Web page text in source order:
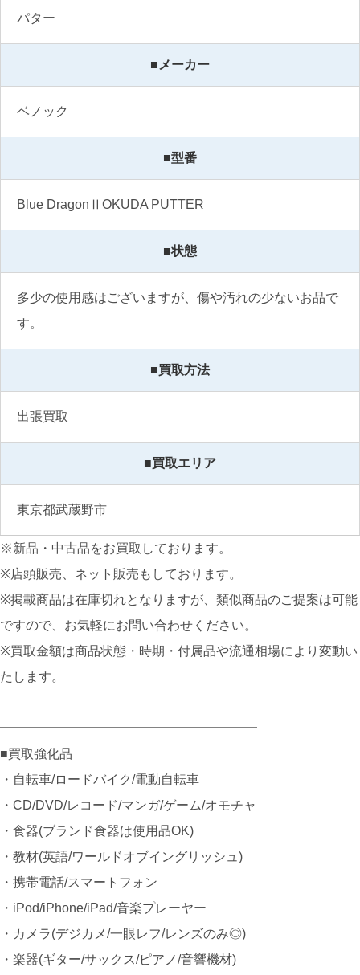
パター
■メーカー
ベノック
■型番
Blue DragonⅡOKUDA PUTTER
■状態
多少の使用感はございますが、傷や汚れの少ないお品で
す。
■買取方法
出張買取
■買取エリア
東京都武蔵野市
※新品・中古品をお買取しております。
※店頭販売、ネット販売もしております。
※掲載商品は在庫切れとなりますが、類似商品のご提案は可能
ですので、お気軽にお問い合わせください。
※買取金額は商品状態・時期・付属品や流通相場により変動い
たします。
━━━━━━━━━━━━━━━━━━━━
■買取強化品
・自転車/ロードバイク/電動自転車
・CD/DVD/レコード/マンガ/ゲーム/オモチャ
・食器(ブランド食器は使用品OK)
・教材(英語/ワールドオブイングリッシュ)
・携帯電話/スマートフォン
・iPod/iPhone/iPad/音楽プレーヤー
・カメラ(デジカメ/一眼レフ/レンズのみ◎)
・楽器(ギター/サックス/ピアノ/音響機材)